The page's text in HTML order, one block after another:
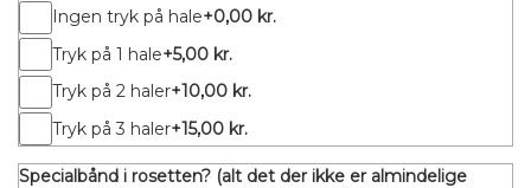
Ingen tryk på hale+0,00 kr.
Tryk på 1 hale+5,00 kr.
Tryk på 2 haler+10,00 kr.
Tryk på 3 haler+15,00 kr.
Specialbånd i rosetten? (alt det der ikke er almindelige